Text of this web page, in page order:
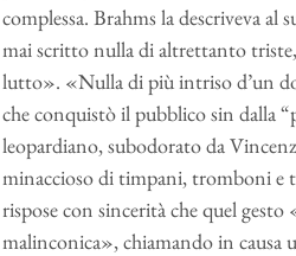
complessa. Brahms la descriveva
mai scritto nulla di altrettanto
lutto». «Nulla di più intriso d’un
che conquistò il pubblico sin dalla
leopardiano, subodorato da
minac­cioso di timpani, tromboni e
rispose con sincerità che quel
malinconica», chiamando in causa